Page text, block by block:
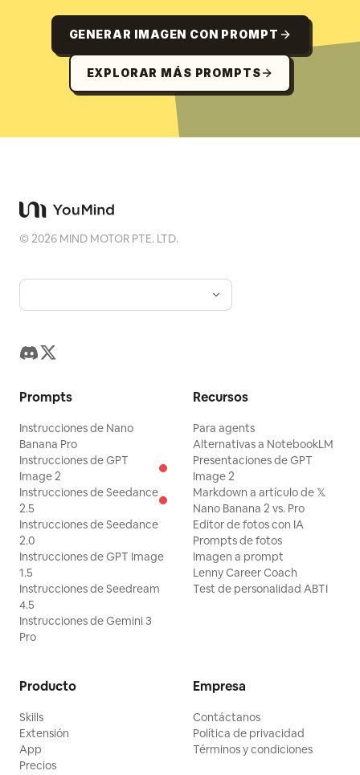
GENERAR IMAGEN CON PROMPT
EXPLORAR MÁS PROMPTS
©2026 MIND MOTOR PTE. LTD.
Prompts
Instrucciones de Nano
Banana Pro
Instrucciones de GPT
Image 2
Instrucciones de Seedance
2.5
Instrucciones de Seedance
2.0
Instrucciones de GPT Image
1.5
Instrucciones de Seedream
4.5
Instrucciones de Gemini 3
Pro
Recursos
Para agents
Alternativas a NotebookLM
Presentaciones de GPT
Image 2
Markdown a artículo de 𝕏
Nano Banana 2 vs. Pro
Editor de fotos con IA
Prompts de fotos
Imagen a prompt
Lenny Career Coach
Test de personalidad ABTI
Producto
Skills
Extensión
App
Precios
Empresa
Contáctanos
Política de privacidad
Términos y condiciones